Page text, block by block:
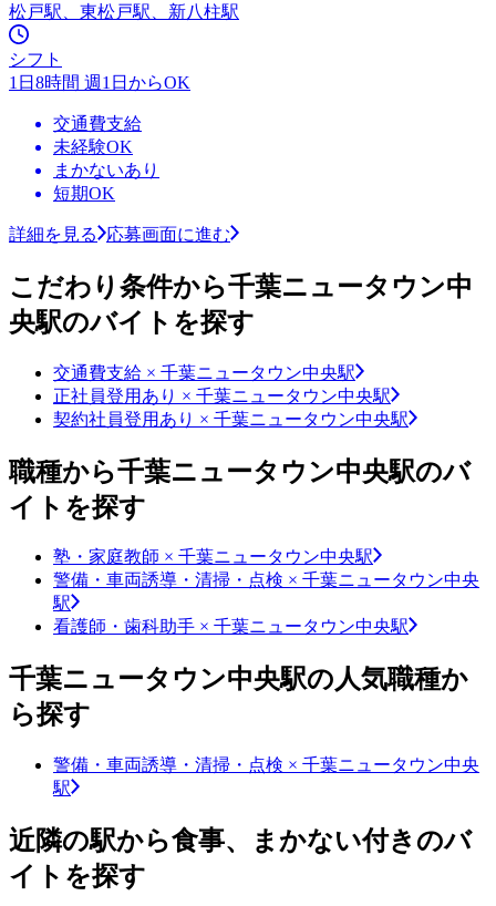
松戸駅、東松戸駅、新八柱駅
シフト
1日8時間 週1日からOK
交通費支給
未経験OK
まかないあり
短期OK
詳細を見る 応募画面に進む
こだわり条件から千葉ニュータウン中
央駅のバイトを探す
交通費支給 × 千葉ニュータウン中央駅
正社員登用あり × 千葉ニュータウン中央駅
契約社員登用あり × 千葉ニュータウン中央駅
職種から千葉ニュータウン中央駅のバ
イトを探す
塾・家庭教師 × 千葉ニュータウン中央駅
警備・車両誘導・清掃・点検 × 千葉ニュータウン中央
駅
看護師・歯科助手 × 千葉ニュータウン中央駅
千葉ニュータウン中央駅の人気職種か
ら探す
警備・車両誘導・清掃・点検 × 千葉ニュータウン中央
駅
近隣の駅から食事、まかない付きのバ
イトを探す